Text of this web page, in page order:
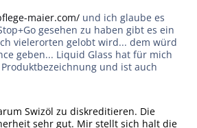
maier.com/ und ich glaube es
gesehen zu haben gibt es ein
vielerorten gelobt wird... dem würd
geben... Liquid Glass hat für mich
und ist auch
Swizöl zu diskreditieren. Die
sehr gut. Mir stellt sich halt die